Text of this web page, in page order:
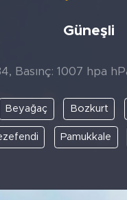
Güneşli
Basınç: 1007 hpa
Beyağaç Bozkurt
Pamukkale